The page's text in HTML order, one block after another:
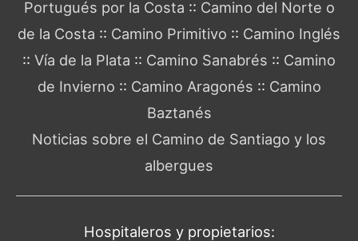
Portugués por la Costa :: Camino del Norte o
de la Costa :: Camino Primitivo :: Camino Inglés
:: Vía de la Plata :: Camino Sanabrés :: Camino
de Invierno :: Camino Aragonés :: Camino
Baztanés
Noticias sobre el Camino de Santiago y los
albergues
Hospitaleros y propietarios: